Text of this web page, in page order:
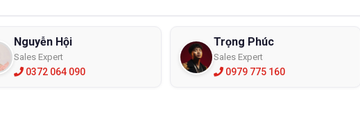
Nguyễn Hội
Sales Expert
0372 064 090
Trọng Phúc
Sales Expert
0979 775 160